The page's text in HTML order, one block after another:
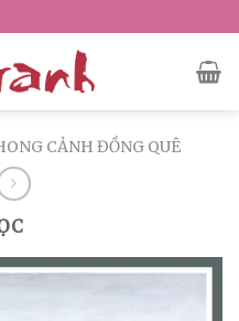
CẢNH ĐỒNG QUÊ